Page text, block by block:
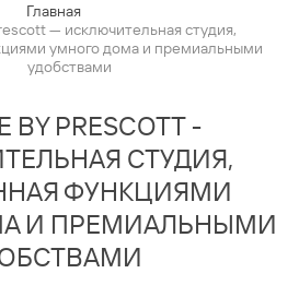
Главная
— исключительная студия,
умного дома и премиальными
удобствами
BY PRESCOTT -
СТУДИЯ,
ФУНКЦИЯМИ
И ПРЕМИАЛЬНЫМИ